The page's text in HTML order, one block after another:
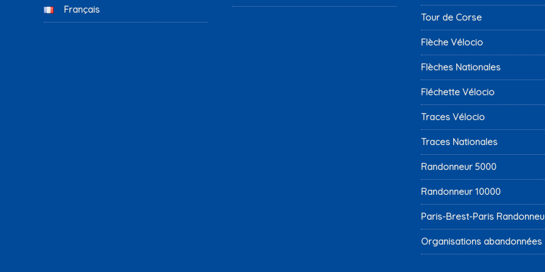
Français
Tour de Corse
Flèche Vélocio
Flèches Nationales
Fléchette Vélocio
Traces Vélocio
Traces Nationales
Randonneur 5000
Randonneur 10000
Paris-Brest-Paris
Organisations abandonnées